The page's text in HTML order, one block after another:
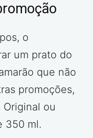
o
um prato do
que não
promoções,
ou
350 ml.